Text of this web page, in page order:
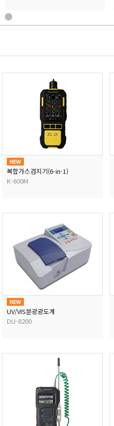
복합가스검지기(6-in-1)
K-600M
UV/VIS분광광도계
DU-8200